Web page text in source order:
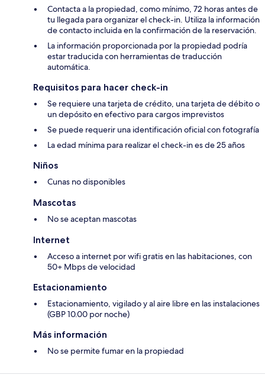
Contacta a la propiedad, como mínimo, 72 horas antes de
tu llegada para organizar el check-in. Utiliza la información
de contacto incluida en la confirmación de la reservación.
La información proporcionada por la propiedad podría
estar traducida con herramientas de traducción
automática.
Requisitos para hacer check-in
Se requiere una tarjeta de crédito, una tarjeta de débito o
un depósito en efectivo para cargos imprevistos
Se puede requerir una identificación oficial con fotografía
La edad mínima para realizar el check-in es de 25 años
Niños
Cunas no disponibles
Mascotas
No se aceptan mascotas
Internet
Acceso a internet por wifi gratis en las habitaciones, con
50+ Mbps de velocidad
Estacionamiento
Estacionamiento, vigilado y al aire libre en las instalaciones
(GBP 10.00 por noche)
Más información
No se permite fumar en la propiedad